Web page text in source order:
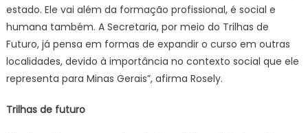
estado. Ele vai além da formação profissional, é social e
humana também. A Secretaria, por meio do Trilhas de
Futuro, já pensa em formas de expandir o curso em outras
localidades, devido à importância no contexto social que ele
representa para Minas Gerais”, afirma Rosely.
Trilhas de futuro